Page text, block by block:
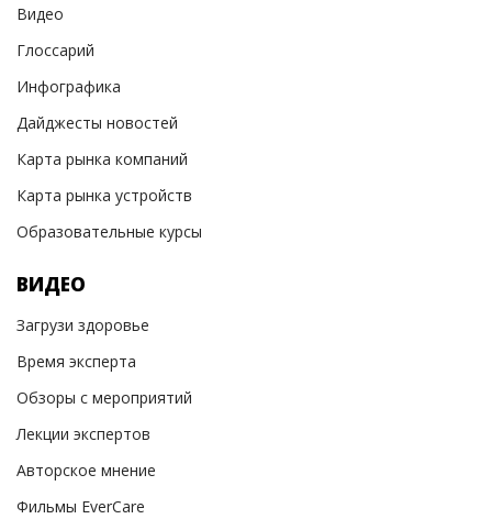
Видео
Глоссарий
Инфографика
Дайджесты новостей
Карта рынка компаний
Карта рынка устройств
Образовательные курсы
ВИДЕО
Загрузи здоровье
Время эксперта
Обзоры с мероприятий
Лекции экспертов
Авторское мнение
Фильмы EverCare